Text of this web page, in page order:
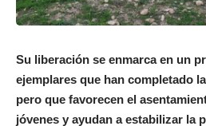
Su liberación se enmarca en un
ejemplares que han completado
pero que favorecen el
jóvenes y ayudan a estabilizar la